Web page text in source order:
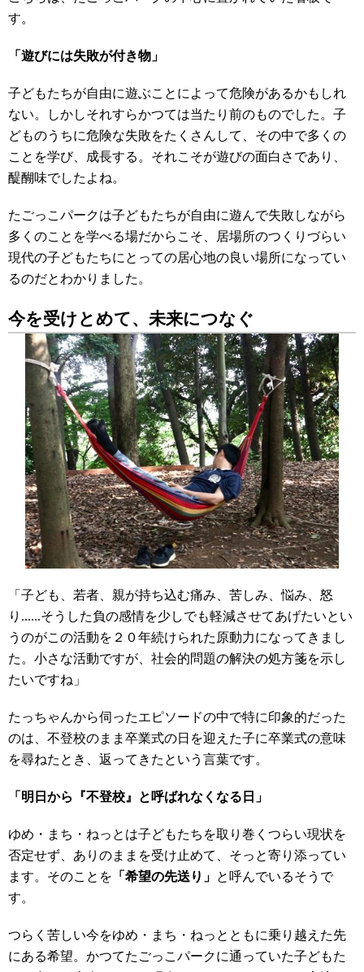
す。
「遊びには失敗が付き物」
子どもたちが自由に遊ぶことによって危険があるかもしれ
ない。しかしそれすらかつては当たり前のものでした。子
どものうちに危険な失敗をたくさんして、その中で多くの
ことを学び、成長する。それこそが遊びの面白さであり、
醍醐味でしたよね。
たごっこパークは子どもたちが自由に遊んで失敗しながら
多くのことを学べる場だからこそ、居場所のつくりづらい
現代の子どもたちにとっての居心地の良い場所になってい
るのだとわかりました。
今を受けとめて、未来につなぐ
「子ども、若者、親が持ち込む痛み、苦しみ、悩み、怒
り......そうした負の感情を少しでも軽減させてあげたいとい
うのがこの活動を２０年続けられた原動力になってきまし
た。小さな活動ですが、社会的問題の解決の処方箋を示し
たいですね」
たっちゃんから伺ったエピソードの中で特に印象的だった
のは、不登校のまま卒業式の日を迎えた子に卒業式の意味
を尋ねたとき、返ってきたという言葉です。
「明日から『不登校』と呼ばれなくなる日」
ゆめ・まち・ねっとは子どもたちを取り巻くつらい現状を
否定せず、ありのままを受け止めて、そっと寄り添ってい
ます。そのことを 「希望の先送り」 と呼んでいるそうで
す。
つらく苦しい今をゆめ・まち・ねっとともに乗り越えた先
にある希望。かつてたごっこパークに通っていた子どもた